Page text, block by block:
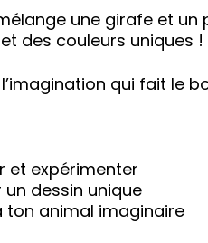
une girafe et un
des couleurs uniques !
qui fait le
et expérimenter
dessin unique
ton animal imaginaire